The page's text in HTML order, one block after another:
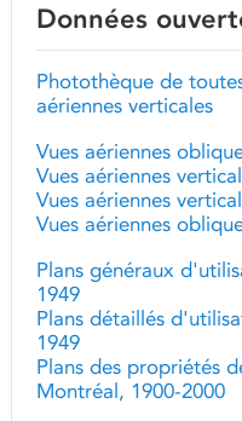
Données
Photothèque de
aériennes verticales
Vues aériennes
Vues aériennes
Vues aériennes
Vues aériennes
Plans généraux
1949
Plans détaillés
1949
Plans des propriétés
Montréal, 1900-2000